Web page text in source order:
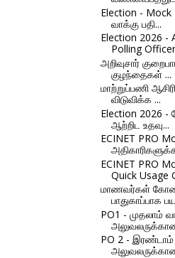
Election - Mock
வாக்கு பதி...
Election 2026 -
Polling
அறிவுசார்
குழந்தைகள் ...
மாற்றுப்பணி
விடுவிக்க ...
Election 2026 -
ஆற்றிட உதவு...
ECINET PRO
ECINET PRO
Quick Usage
மாணவர்கள்
பாதுகாப்பாக
PO1 - முதலாம்
PO 2 - இரண்டாம்